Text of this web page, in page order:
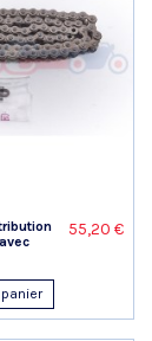
55,20 €